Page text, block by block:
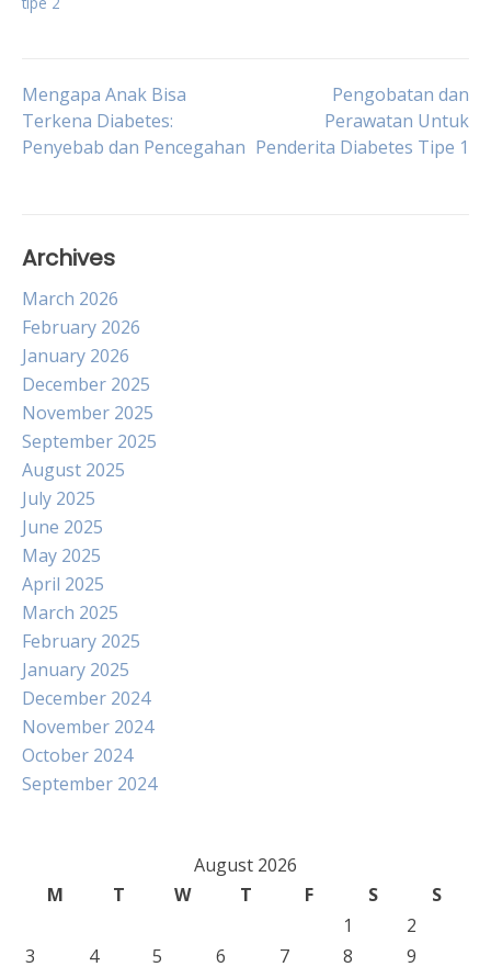
Post
navigation
Mengapa Anak Bisa
Terkena Diabetes:
Penyebab dan Pencegahan
Pengobatan dan
Perawatan Untuk
Penderita Diabetes Tipe 1
Archives
March 2026
February 2026
January 2026
December 2025
November 2025
September 2025
August 2025
July 2025
June 2025
May 2025
April 2025
March 2025
February 2025
January 2025
December 2024
November 2024
October 2024
September 2024
August 2026
M
T W T F S
S
1
2
3
4 5 6 7 8
9